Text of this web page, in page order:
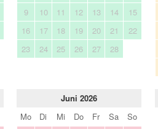
9
10 11 12 13 14
15
16
17 18 19 20 21
22
23
24 25 26 27 28
Juni 2026
Mo
Di Mi Do Fr Sa
So